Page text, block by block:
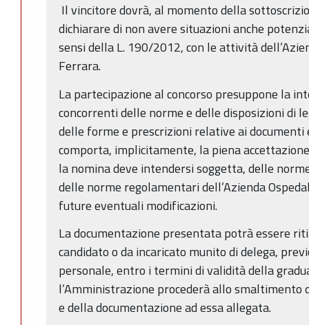
Il vincitore dovrà, al momento della
dichiarare di non avere situazioni anche
sensi della L. 190/2012, con le attività
Ferrara.
La partecipazione al concorso presuppone la
concorrenti delle norme e delle disposizioni di
delle forme e prescrizioni relative ai
comporta, implicitamente, la piena
la nomina deve intendersi soggetta, delle
delle norme regolamentari dell’Azienda
future eventuali modificazioni.
La documentazione presentata potrà essere
candidato o da incaricato munito di delega,
personale, entro i termini di validità della
l’Amministrazione procederà allo smaltimento
e della documentazione ad essa allegata.